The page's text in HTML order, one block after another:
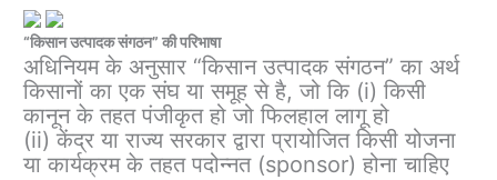
“किसान उत्पादक संगठन” की परिभाषा
अधिनियम के अनुसार “किसान उत्पादक संगठन” का अर्थ
किसानों का एक संघ या समूह से है, जो कि (i) किसी
कानून के तहत पंजीकृत हो जो फिलहाल लागू हो
(ii) केंद्र या राज्य सरकार द्वारा प्रायोजित किसी योजना
या कार्यक्रम के तहत पदोन्नत (sponsor) होना चाहिए